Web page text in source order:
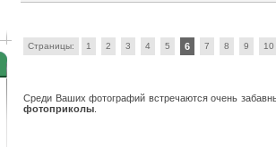
Страницы: 1 2 3 4 5 6 7 8 9 10
Среди Ваших фотографий встречаются очень
фотоприколы